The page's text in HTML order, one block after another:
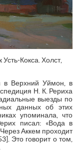
Кокса. Холст,
в Верхний Уймон, в
Н. К. Рериха
выезды по
данных об этих
упоминала, что
писал: «Вода в
Аккем проходит
Это говорит о том,